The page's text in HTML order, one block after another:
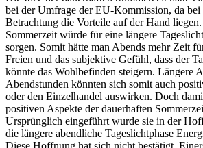
bei der Umfrage der EU-Kommission, da bei
Betrachtung die Vorteile auf der Hand
Sommerzeit würde für eine längere
sorgen. Somit hätte man Abends mehr Zeit
Freien und das subjektive Gefühl, dass der
könnte das Wohlbefinden steigern. Längere
Abendstunden könnten sich somit auch
oder den Einzelhandel auswirken. Doch
positiven Aspekte der dauerhaften
Ursprünglich eingeführt wurde sie in der
die längere abendliche Tageslichtphase
Diese Hoffnung hat sich nicht bestätigt.